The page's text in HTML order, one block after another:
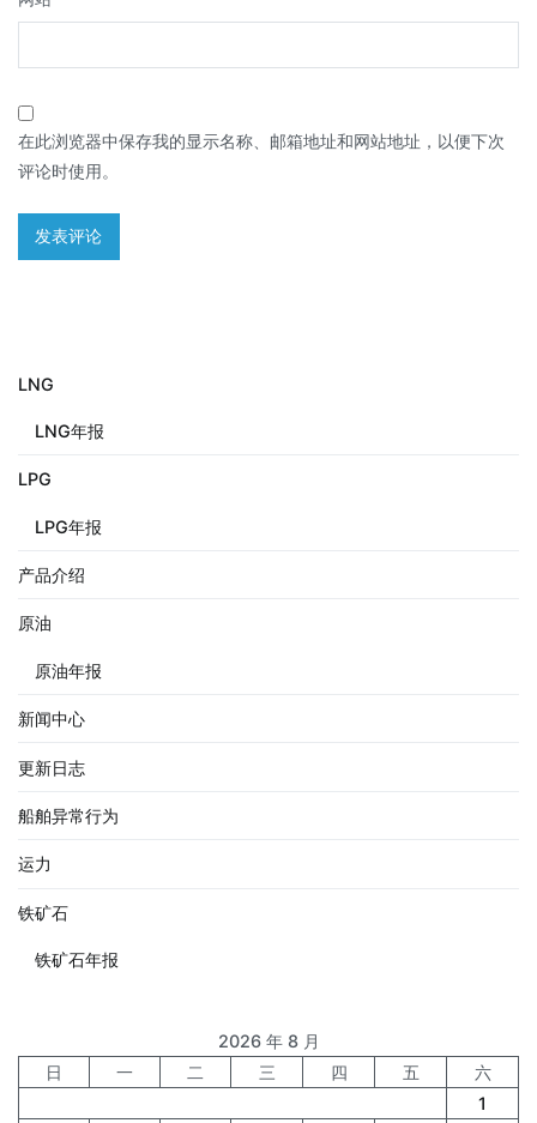
在此浏览器中保存我的显示名称、邮箱地址和网站地址，以便下次
评论时使用。
LNG
LNG年报
LPG
LPG年报
产品介绍
原油
原油年报
新闻中心
更新日志
船舶异常行为
运力
铁矿石
铁矿石年报
2026 年 8 月
日
一 二 三 四 五
六
1